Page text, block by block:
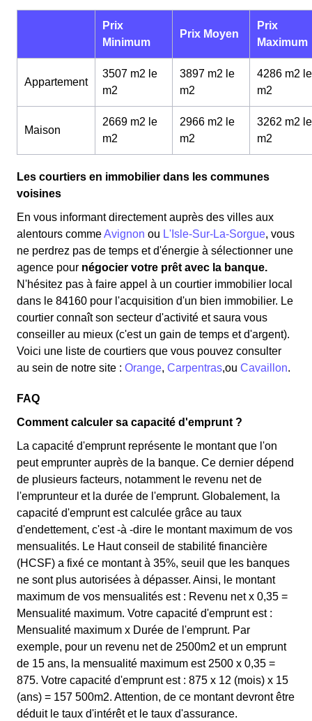
Prix
Minimum
Prix Moyen
Prix
Maximum
Appartement
3507 m2 le
m2
3897 m2 le
m2
4286 m2 le
m2
Maison
2669 m2 le
m2
2966 m2 le
m2
3262 m2 le
m2
Les courtiers en immobilier dans les communes
voisines
En vous informant directement auprès des villes aux
alentours commeAvignon ou L'Isle-Sur-La-Sorgue, vous
ne perdrez pas de temps et d'énergie à sélectionner une
agence pour négocier votre prêt avec la banque.
N'hésitez pas à faire appel à un courtier immobilier local
dans le 84160 pour l'acquisition d'un bien immobilier. Le
courtier connaît son secteur d'activité et saura vous
conseiller au mieux (c'est un gain de temps et d'argent).
Voici une liste de courtiers que vous pouvez consulter
au sein de notre site : Orange, Carpentras,ou Cavaillon.
FAQ
Comment calculer sa capacité d'emprunt ?
La capacité d'emprunt représente le montant que l'on
peut emprunter auprès de la banque. Ce dernier dépend
de plusieurs facteurs, notamment le revenu net de
l'emprunteur et la durée de l'emprunt. Globalement, la
capacité d'emprunt est calculée grâce au taux
d'endettement, c'est -à -dire le montant maximum de vos
mensualités. Le Haut conseil de stabilité financière
(HCSF) a fixé ce montant à 35%, seuil que les banques
ne sont plus autorisées à dépasser. Ainsi, le montant
maximum de vos mensualités est : Revenu net x 0,35 =
Mensualité maximum. Votre capacité d'emprunt est :
Mensualité maximum x Durée de l'emprunt. Par
exemple, pour un revenu net de 2500m2 et un emprunt
de 15 ans, la mensualité maximum est 2500 x 0,35 =
875. Votre capacité d'emprunt est : 875 x 12 (mois) x 15
(ans) = 157 500m2. Attention, de ce montant devront être
déduit le taux d'intérêt et le taux d'assurance.